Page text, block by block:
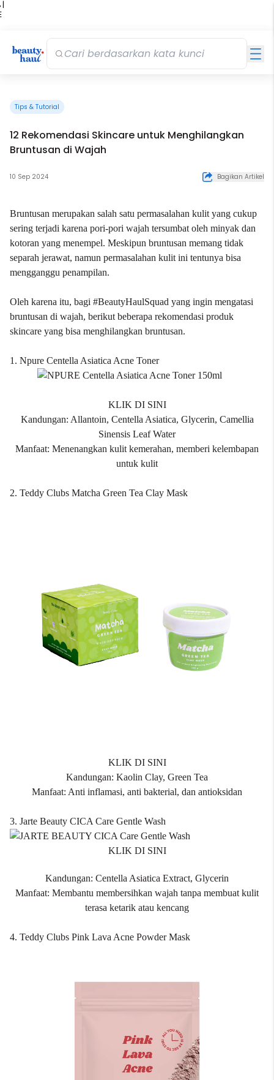
|
Tips & Tutorial
12 Rekomendasi Skincare untuk Menghilangkan
Bruntusan di Wajah
10 Sep 2024 Bagikan Artikel
Bruntusan merupakan salah satu permasalahan kulit yang cukup
sering terjadi karena pori-pori wajah tersumbat oleh minyak dan
kotoran yang menempel. Meskipun bruntusan memang tidak
separah jerawat, namun permasalahan kulit ini tentunya bisa
mengganggu penampilan.
Oleh karena itu, bagi #BeautyHaulSquad yang ingin mengatasi
bruntusan di wajah, berikut beberapa rekomendasi produk
skincare yang bisa menghilangkan bruntusan.
1. Npure Centella Asiatica Acne Toner
KLIK DI SINI
Kandungan: Allantoin, Centella Asiatica, Glycerin, Camellia
Sinensis Leaf Water
Manfaat: Menenangkan kulit kemerahan, memberi kelembapan
untuk kulit
2. Teddy Clubs Matcha Green Tea Clay Mask
KLIK DI SINI
Kandungan: Kaolin Clay, Green Tea
Manfaat: Anti inflamasi, anti bakterial, dan antioksidan
3. Jarte Beauty CICA Care Gentle Wash
KLIK DI SINI
Kandungan: Centella Asiatica Extract, Glycerin
Manfaat: Membantu membersihkan wajah tanpa membuat kulit
terasa ketarik atau kencang
4. Teddy Clubs Pink Lava Acne Powder Mask